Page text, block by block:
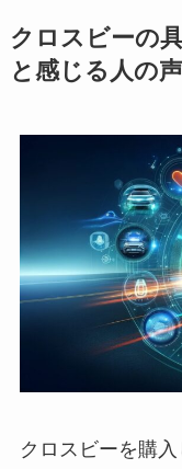
クロスビーの
と感じる人の
クロスビーを購